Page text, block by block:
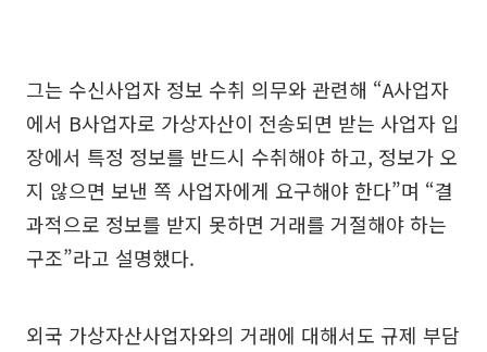
그는 수신사업자 정보 수취 의무와 관련해 “A사업자
에서 B사업자로 가상자산이 전송되면 받는 사업자 입
장에서 특정 정보를 반드시 수취해야 하고, 정보가 오
지 않으면 보낸 쪽 사업자에게 요구해야 한다”며 “결
과적으로 정보를 받지 못하면 거래를 거절해야 하는
구조”라고 설명했다.
외국 가상자산사업자와의 거래에 대해서도 규제 부담